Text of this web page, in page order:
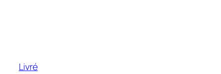
Livré